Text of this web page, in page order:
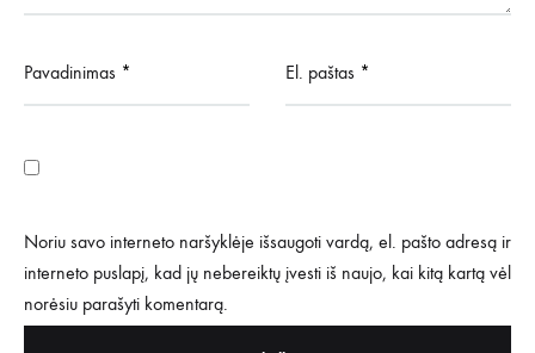
Pavadinimas * El. paštas *
Noriu savo interneto naršyklėje išsaugoti vardą, el. pašto adresą ir
interneto puslapį, kad jų nebereiktų įvesti iš naujo, kai kitą kartą vėl
norėsiu parašyti komentarą.